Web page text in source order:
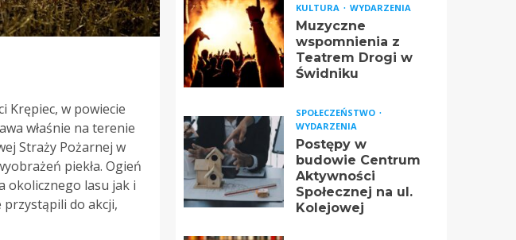
Krępiec, w powiecie
właśnie na terenie
Straży Pożarnej w
piekła. Ogień
okolicznego lasu jak i
przystąpili do akcji,
KULTURA WYDARZENIA
Muzyczne
wspomnienia z
Teatrem Drogi w
Świdniku
SPOŁECZEŃSTWO
WYDARZENIA
Postępy w
budowie Centrum
Aktywności
Społecznej na ul.
Kolejowej